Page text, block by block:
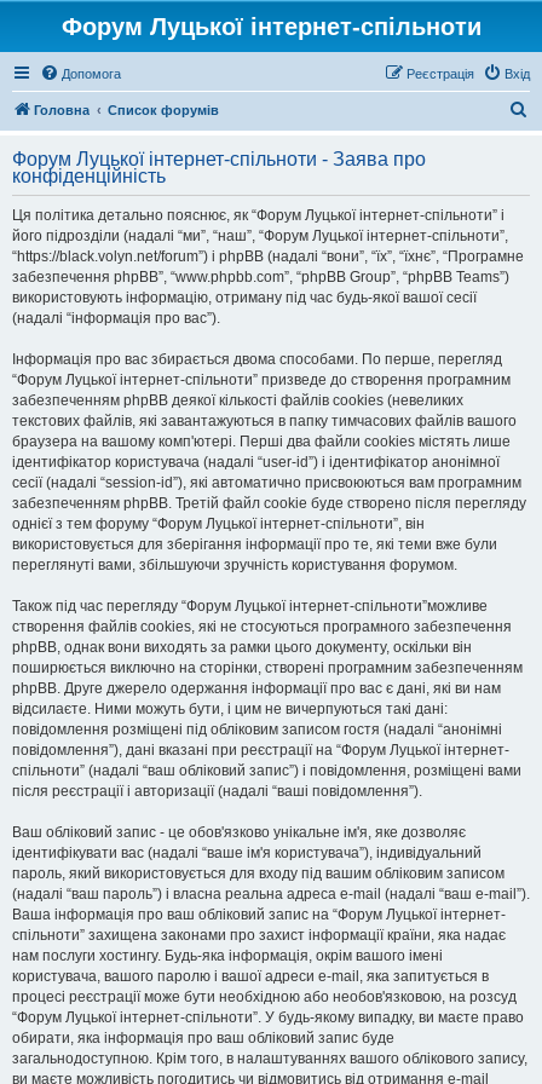
Форум Луцької інтернет-спільноти
Допомога Вхід
Реєстрація
Головна Список форумів
у
Форум Луцької інтернет-спільноти - Заява про
конфіденційність
Ця політика детально пояснює, як “Форум Луцької інтернет-спільноти” і
його підрозділи (надалі “ми”, “наш”, “Форум Луцької інтернет-спільноти”,
“https://black.volyn.net/forum”) і phpBB (надалі “вони”, “їх”, “їхнє”, “Програмне
забезпечення phpBB”, “www.phpbb.com”, “phpBB Group”, “phpBB Teams”)
використовують інформацію, отриману під час будь-якої вашої сесії
(надалі “інформація про вас”).
Інформація про вас збирається двома способами. По перше, перегляд
“Форум Луцької інтернет-спільноти” призведе до створення програмним
забезпеченням phpBB деякої кількості файлів cookies (невеликих
текстових файлів, які завантажуються в папку тимчасових файлів вашого
браузера на вашому комп'ютері. Перші два файли cookies містять лише
ідентифікатор користувача (надалі “user-id”) і ідентифікатор анонімної
сесії (надалі “session-id”), які автоматично присвоюються вам програмним
забезпеченням phpBB. Третій файл cookie буде створено після перегляду
однієї з тем форуму “Форум Луцької інтернет-спільноти”, він
використовується для зберігання інформації про те, які теми вже були
переглянуті вами, збільшуючи зручність користування форумом.
Також під час перегляду “Форум Луцької інтернет-спільноти”можливе
створення файлів cookies, які не стосуються програмного забезпечення
phpBB, однак вони виходять за рамки цього документу, оскільки він
поширюється виключно на сторінки, створені програмним забезпеченням
phpBB. Друге джерело одержання інформації про вас є дані, які ви нам
відсилаєте. Ними можуть бути, і цим не вичерпуються такі дані:
повідомлення розміщені під обліковим записом гостя (надалі “анонімні
повідомлення”), дані вказані при реєстрації на “Форум Луцької інтернет-
спільноти” (надалі “ваш обліковий запис”) і повідомлення, розміщені вами
після реєстрації і авторизації (надалі “ваші повідомлення”).
Ваш обліковий запис - це обов'язково унікальне ім'я, яке дозволяє
ідентифікувати вас (надалі “ваше ім'я користувача”), індивідуальний
пароль, який використовується для входу під вашим обліковим записом
(надалі “ваш пароль”) і власна реальна адреса e-mail (надалі “ваш e-mail”).
Ваша інформація про ваш обліковий запис на “Форум Луцької інтернет-
спільноти” захищена законами про захист інформації країни, яка надає
нам послуги хостингу. Будь-яка інформація, окрім вашого імені
користувача, вашого паролю і вашої адреси e-mail, яка запитується в
процесі реєстрації може бути необхідною або необов'язковою, на розсуд
“Форум Луцької інтернет-спільноти”. У будь-якому випадку, ви маєте право
обирати, яка інформація про ваш обліковий запис буде
загальнодоступною. Крім того, в налаштуваннях вашого облікового запису,
ви маєте можливість погодитись чи відмовитись від отримання e-mail